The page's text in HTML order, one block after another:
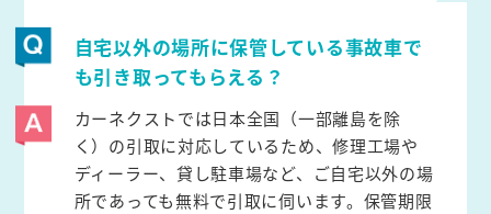
自宅以外の場所に保管している事故車で
も引き取ってもらえる？
カーネクストでは日本全国（一部離島を除
く）の引取に対応しているため、修理工場や
ディーラー、貸し駐車場など、ご自宅以外の場
所であっても無料で引取に伺います。保管期限